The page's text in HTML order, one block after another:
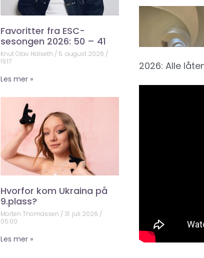
Favoritter fra ESC-
sesongen 2026: 50 – 41
Knut Olav Halseth
5. august 2026
19:17
Les mer »
Hvorfor kom Ukraina på
9.plass?
Morten Thomassen
31. juli 2026
05:00
Les mer »
2026: Alle